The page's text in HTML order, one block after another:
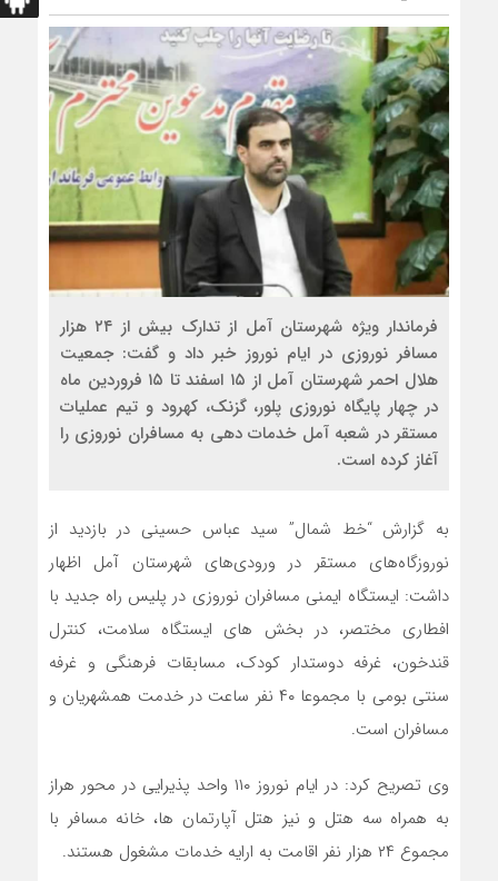
فرماندار ویژه شهرستان آمل از تدارک بیش از ۲۴ هزار
مسافر نوروزی در ایام نوروز خبر داد و گفت: جمعیت
هلال احمر شهرستان آمل از ۱۵ اسفند تا ۱۵ فروردین ماه
در چهار پایگاه نوروزی پلور، گزنک، کهرود و تیم عملیات
مستقر در شعبه آمل خدمات دهی به مسافران نوروزی را
آغاز کرده است.
به گزارش “خط شمال” سید عباس حسینی در بازدید از
نوروزگاه‌های مستقر در ورودی‌های شهرستان آمل اظهار
داشت: ایستگاه ایمنی مسافران نوروزی در پلیس راه جدید با
افطاری مختصر، در بخش های ایستگاه سلامت، کنترل
قندخون، غرفه دوستدار کودک، مسابقات فرهنگی و غرفه
سنتی بومی با مجموعا ۴۰ نفر ساعت در خدمت همشهریان و
مسافران است.
وی تصریح کرد: در ایام نوروز ۱۱۰ واحد پذیرایی در محور هراز
به همراه سه هتل و نیز هتل آپارتمان ها، خانه مسافر با
مجموع ۲۴ هزار نفر اقامت به ارایه خدمات مشغول هستند.